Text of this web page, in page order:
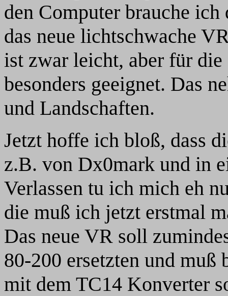
den Computer brauche
das neue lichtschwache
ist zwar leicht, aber für
besonders geeignet. Das
und Landschaften.
Jetzt hoffe ich bloß, dass
z.B. von Dx0mark und in
Verlassen tu ich mich eh
die muß ich jetzt erstmal
Das neue VR soll
80-200 ersetzten und muß
mit dem TC14 Konverter